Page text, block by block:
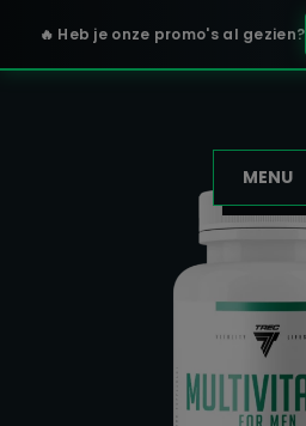
🔥 Heb je onze promo's al gezien?
MENU